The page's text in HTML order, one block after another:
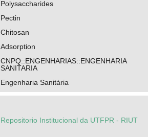
Polysaccharides
Pectin
Chitosan
Adsorption
CNPQ::ENGENHARIAS::ENGENHARIA
SANITARIA
Engenharia Sanitária
Repositorio Institucional da UTFPR - RIUT